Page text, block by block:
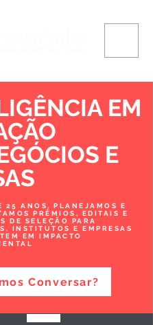
EM
E
25 ANOS, PLANEJAMOS E
PRÊMIOS, EDITAIS E
DE SELEÇÃO PARA
INSTITUTOS E EMPRESAS
EM IMPACTO
Conversar?